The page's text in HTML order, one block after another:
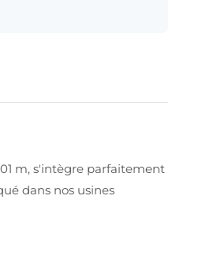
m, s'intègre parfaitement
dans nos usines